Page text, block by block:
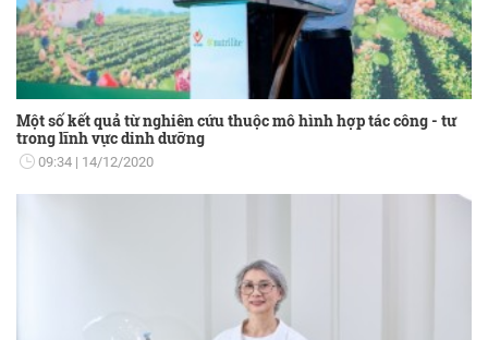
Một số kết quả từ nghiên cứu thuộc mô hình hợp tác công - tư
trong lĩnh vực dinh dưỡng
09:34 14/12/2020